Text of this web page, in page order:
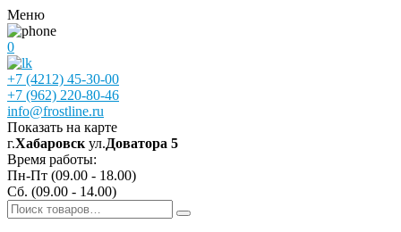
Меню
0
+7 (4212) 45-30-00
+7 (962) 220-80-46
info@frostline.ru
Показать на карте
г.Хабаровск ул.Доватора 5
Время работы:
Пн-Пт (09.00 - 18.00)
Сб. (09.00 - 14.00)